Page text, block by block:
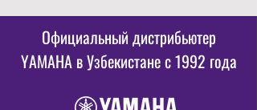
Официальный дистрибьютер
YAMAHA в Узбекистане c 1992 года